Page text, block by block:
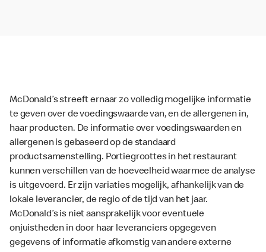
McDonald’s streeft ernaar zo volledig mogelijke informatie
te geven over de voedingswaarde van, en de allergenen in,
haar producten. De informatie over voedingswaarden en
allergenen is gebaseerd op de standaard
productsamenstelling. Portiegroottes in het restaurant
kunnen verschillen van de hoeveelheid waarmee de analyse
is uitgevoerd. Er zijn variaties mogelijk, afhankelijk van de
lokale leverancier, de regio of de tijd van het jaar.
McDonald’s is niet aansprakelijk voor eventuele
onjuistheden in door haar leveranciers opgegeven
gegevens of informatie afkomstig van andere externe